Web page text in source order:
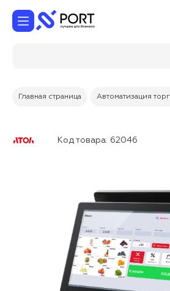
Главная страница Автоматизация
Код товара: 62046